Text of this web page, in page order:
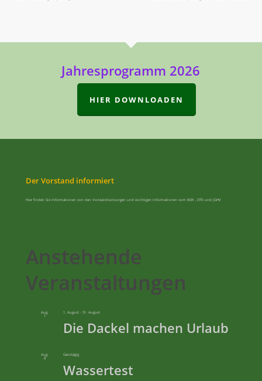
Jahresprogramm 2026
HIER DOWNLOADEN
Der Vorstand informiert
Hier finden Sie Informationen von den Vorstandssitzungen und wichtigen Informationen vom BDK , DTK und JGHV
Anstehende
Veranstaltungen
Aug.
1
1. August -31. August
Die Dackel machen Urlaub
Aug.
8
Ganztägig
Wassertest